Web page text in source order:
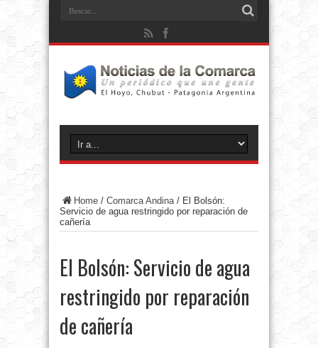
Home / Comarca Andina/ El Bolsón:
Servicio de agua restringido por reparación de
cañería
El Bolsón: Servicio de agua
restringido por reparación
de cañería